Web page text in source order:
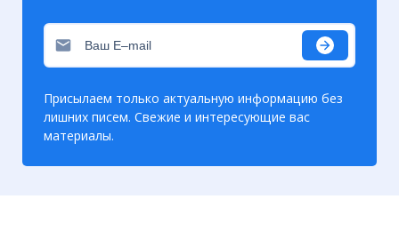
Присылаем только актуальную информацию без
лишних писем. Свежие и интересующие вас
материалы.